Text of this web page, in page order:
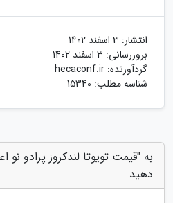
انتشار: 3 اسفند 1402
بروزرسانی: 3 اسفند 1402
گردآورنده: hecaconf.ir
شناسه مطلب: 15340
به "قیمت تویوتا لندکروز پرادو نو
دهید